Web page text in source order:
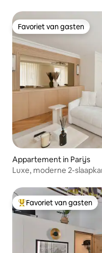
Favoriet van gasten
Favoriet van gasten
Appartement in Parijs
Luxe, moderne 2-
Topfavoriet van gasten
Favoriet van gasten